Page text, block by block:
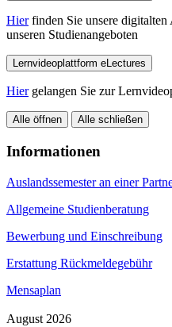
Hierfinden Sie unsere digitalten
unseren Studienangeboten
Lernvideoplattform eLectures
Hiergelangen Sie zur
Alle öffnen Alle schließen
Informationen
Auslandssemester an einer
Allgemeine Studienberatung
Bewerbung und Einschreibung
Erstattung Rückmeldegebühr
Mensaplan
August 2026